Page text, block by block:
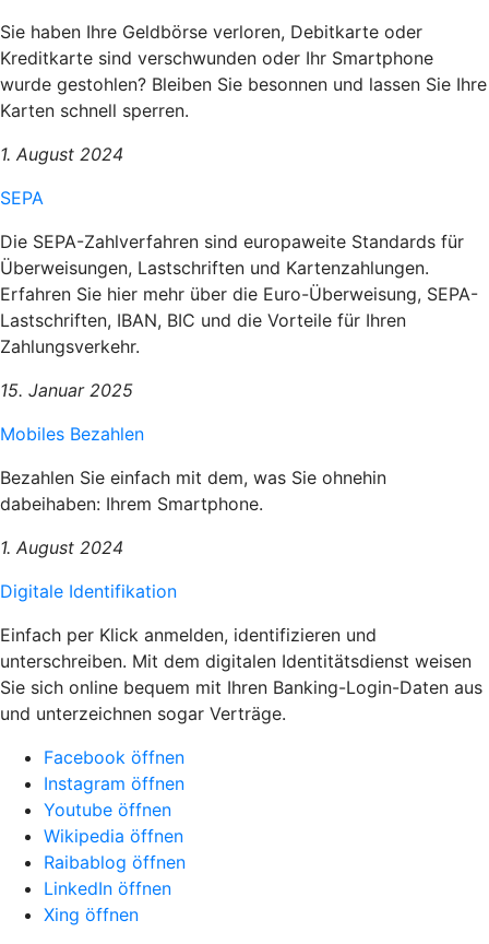
Sie haben Ihre Geldbörse verloren, Debitkarte oder
Kreditkarte sind verschwunden oder Ihr Smartphone
wurde gestohlen? Bleiben Sie besonnen und lassen Sie Ihre
Karten schnell sperren.
1. August 2024
SEPA
Die SEPA-Zahlverfahren sind europaweite Standards für
Überweisungen, Lastschriften und Kartenzahlungen.
Erfahren Sie hier mehr über die Euro-Überweisung, SEPA-
Lastschriften, IBAN, BIC und die Vorteile für Ihren
Zahlungsverkehr.
15. Januar 2025
Mobiles Bezahlen
Bezahlen Sie einfach mit dem, was Sie ohnehin
dabeihaben: Ihrem Smartphone.
1. August 2024
Digitale Identifikation
Einfach per Klick anmelden, identifizieren und
unterschreiben. Mit dem digitalen Identitätsdienst weisen
Sie sich online bequem mit Ihren Banking-Login-Daten aus
und unterzeichnen sogar Verträge.
Facebook öffnen
Instagram öffnen
Youtube öffnen
Wikipedia öffnen
Raibablog öffnen
LinkedIn öffnen
Xing öffnen